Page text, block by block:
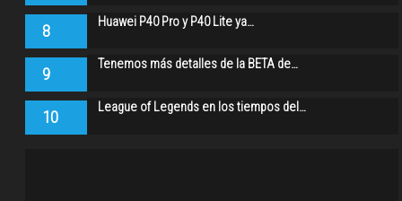
8 Huawei P40 Pro y P40 Lite ya…
9 Tenemos más detalles de la BETA de…
10 League of Legends en los tiempos del…